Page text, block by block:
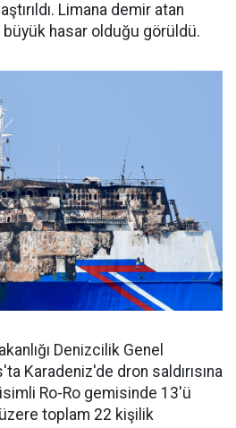
Limana demir atan
hasar olduğu görüldü.
Denizcilik Genel
Karadeniz'de dron saldırısına
Ro-Ro gemisinde 13'ü
toplam 22 kişilik